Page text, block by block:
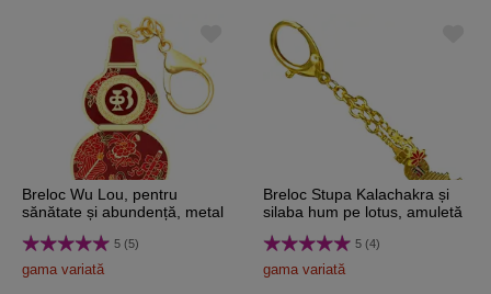
Breloc Wu Lou, pentru
sănătate și abundență, metal
5 (5)
gama variată
Breloc Stupa Kalachakra și
silaba hum pe lotus, amuletă
vindecare, metal auriu
5 (4)
gama variată